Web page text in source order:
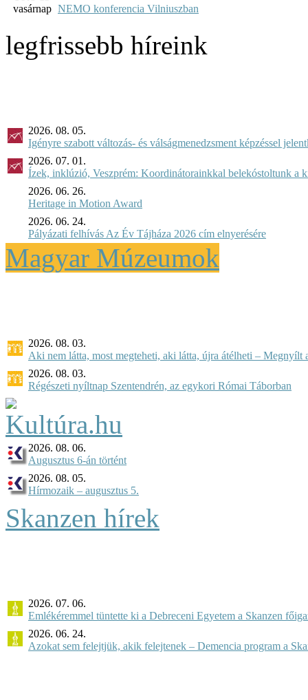
vasárnap NEMO konferencia Vilniuszban
legfrissebb híreink
2026. 08. 05.
Igényre szabott változás- és válságmenedzsment képzéssel
2026. 07. 01.
Ízek, inklúzió, Veszprém: Koordinátorainkkal belekóstoltunk a
2026. 06. 26.
Heritage in Motion Award
2026. 06. 24.
Pályázati felhívás Az Év Tájháza 2026 cím elnyerésére
Magyar Múzeumok
2026. 08. 03.
Aki nem látta, most megteheti, aki látta, újra átélheti –
2026. 08. 03.
Régészeti nyíltnap Szentendrén, az egykori Római Táborban
2026. 08. 06.
Augusztus 6-án történt
2026. 08. 05.
Hírmozaik – augusztus 5.
Skanzen hírek
2026. 07. 06.
Emlékéremmel tüntette ki a Debreceni Egyetem a Skanzen
2026. 06. 24.
Azokat sem felejtjük, akik felejtenek – Demencia program a